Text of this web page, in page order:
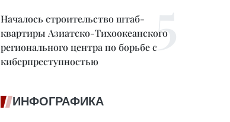
Началось строительство штаб-
квартиры Азиатско-Тихоокеанского
регионального центра по борьбе с
киберпреступностью
ИНФОГРАФИКА